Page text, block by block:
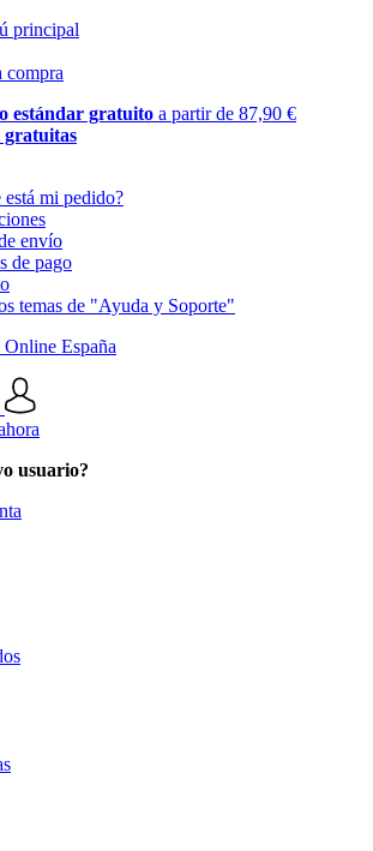
principal
compra
estándar gratuito a partir de 87,90 €
gratuitas
está mi pedido?
envío
de pago
temas de "Ayuda y Soporte"
usuario?